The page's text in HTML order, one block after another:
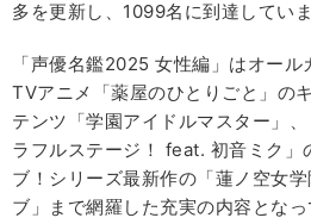
多を更新し、1099名に到達していま
「声優名鑑2025 女性編」はオール
TVアニメ「薬屋のひとりごと」の
テンツ「学園アイドルマスター」
ラフルステージ！ feat. 初音ミク」
ブ！シリーズ最新作の「蓮ノ空女
ブ」まで網羅した充実の内容となっ